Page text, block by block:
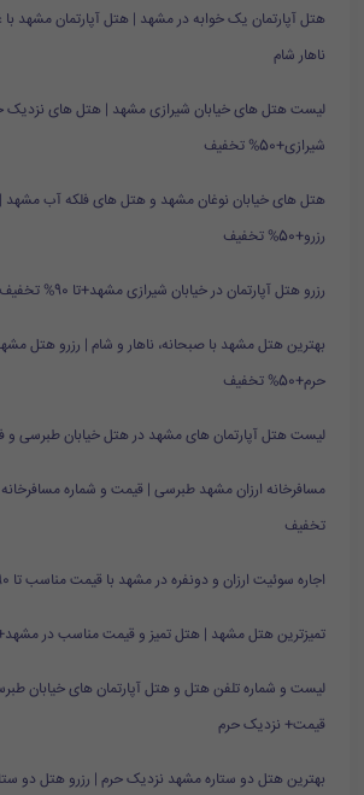
هتل آپارتمان یک خوابه در مشهد | هتل آپارتمان مشهد با
ناهار شام
لیست هتل های خیابان شیرازی مشهد | هتل های نزدیک
شیرازی+50% تخفیف
هتل های خیابان نوغان مشهد و هتل های فلکه آب
رزرو+50% تخفیف
رزرو هتل آپارتمان در خیابان شیرازی مشهد+تا 90% تخفیف
بهترین هتل مشهد با صبحانه، ناهار و شام | رزرو هتل
حرم+50% تخفیف
لیست هتل آپارتمان های مشهد در هتل خیابان طبرسی و فلکه آب +
تخفیف
اجاره سوئیت ارزان و دونفره در مشهد با قیمت مناسب تا 90%تخفیف
تمیزترین هتل مشهد | هتل تمیز و قیمت مناسب در مشهد+50%
لیست و شماره تلفن هتل و هتل آپارتمان های خیابان
قیمت+ نزدیک حرم
بهترین هتل دو ستاره مشهد نزدیک حرم | رزرو هتل دو